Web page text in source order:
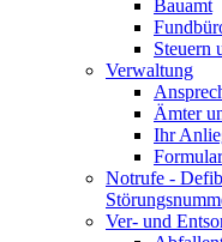
Bauamt
Steuern
Verwaltung
Ämter
Ihr
Notrufe -
Ver- und